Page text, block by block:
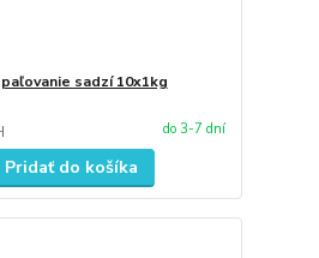
sadzí 10x1kg
do 3-7 dní
Pridať do košíka